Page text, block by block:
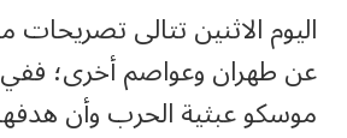
اليوم الاثنين تتالى
عن طهران وعواصم أخرى؛
موسكو عبثية الحرب وأن